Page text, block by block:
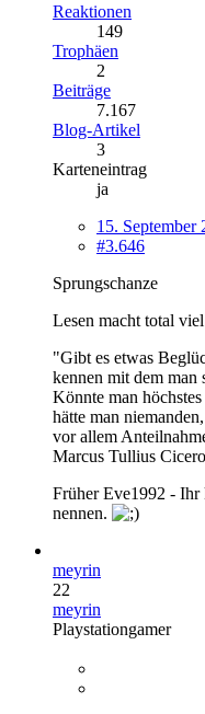
Reaktionen
149
Trophäen
2
Beiträge
7.167
Blog-Artikel
3
Karteneintrag
ja
15. September
#3.646
Sprungschanze
Lesen macht total
"Gibt es etwas
kennen mit dem man
Könnte man
hätte man
vor allem
Marcus Tullius Cicero
Früher Eve1992 -
nennen.
meyrin
22
meyrin
Playstationgamer